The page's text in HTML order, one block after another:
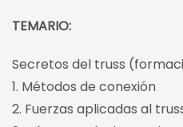
TEMARIO:
Secretos del truss
1. Métodos de conexión
2. Fuerzas aplicadas al